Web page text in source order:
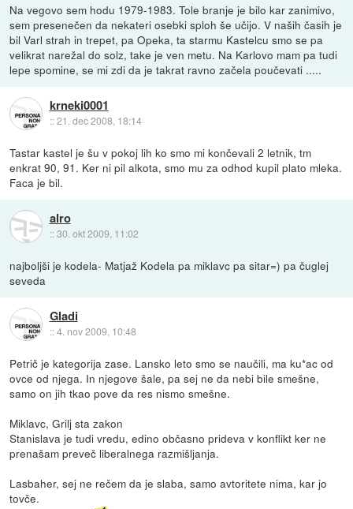
Na vegovo sem hodu 1979-1983. Tole branje je bilo kar zanimivo,
sem presenečen da nekateri osebki sploh še učijo. V naših časih je
bil Varl strah in trepet, pa Opeka, ta starmu Kastelcu smo se pa
velikrat narežal do solz, take je ven metu. Na Karlovo mam pa tudi
lepe spomine, se mi zdi da je takrat ravno začela poučevati .....
krneki0001
::21. dec 2008, 18:14
Tastar kastel je šu v pokoj lih ko smo mi končevali 2 letnik, tm
enkrat 90, 91. Ker ni pil alkota, smo mu za odhod kupil plato mleka.
Faca je bil.
alro
::30. okt 2009, 11:02
najboljši je kodela- Matjaž Kodela pa miklavc pa sitar=) pa čuglej
seveda
Gladi
::4. nov 2009, 10:48
Petrič je kategorija zase. Lansko leto smo se naučili, ma ku*ac od
ovce od njega. In njegove šale, pa sej ne da nebi bile smešne,
samo on jih tkao pove da res nismo smešne.
Miklavc, Grilj sta zakon
Stanislava je tudi vredu, edino občasno prideva v konflikt ker ne
prenašam preveč liberalnega razmišljanja.
Lasbaher, sej ne rečem da je slaba, samo avtoritete nima, kar jo
tovče.